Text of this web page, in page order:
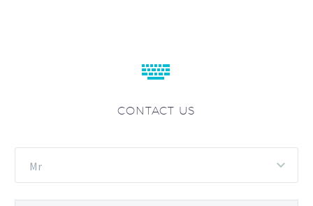


CONTACT US
Mr